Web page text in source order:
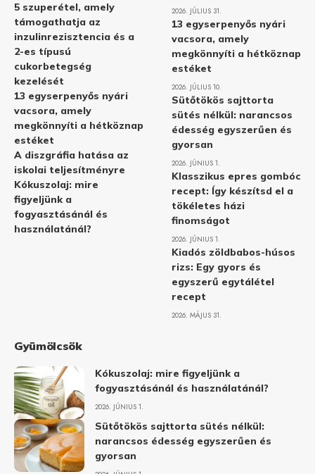
5 szuperétel, amely
támogathatja az
inzulinrezisztencia és a
2-es típusú
cukorbetegség
kezelését
13 egyserpenyős nyári
vacsora, amely
megkönnyíti a hétköznap
estéket
A diszgráfia hatása az
iskolai teljesítményre
Kókuszolaj: mire
figyeljünk a
fogyasztásánál és
használatánál?
2026. JÚLIUS 31.
13 egyserpenyős nyári
vacsora, amely
megkönnyíti a hétköznap
estéket
2026. JÚLIUS 10.
Sütőtökös sajttorta
sütés nélkül: narancsos
édesség egyszerűen és
gyorsan
2026. JÚNIUS 1.
Klasszikus epres gombóc
recept: Így készítsd el a
tökéletes házi
finomságot
2026. JÚNIUS 1.
Kiadós zöldbabos-húsos
rizs: Egy gyors és
egyszerű egytálétel
recept
2026. MÁJUS 31.
Gyümölcsök
Kókuszolaj: mire figyeljünk a
fogyasztásánál és használatánál?
2026. JÚNIUS 1.
Sütőtökös sajttorta sütés nélkül:
narancsos édesség egyszerűen és
gyorsan